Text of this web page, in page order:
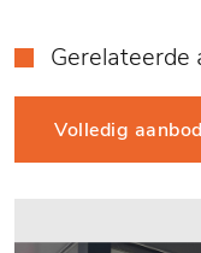
Gerelateerde
Volledig aanbod